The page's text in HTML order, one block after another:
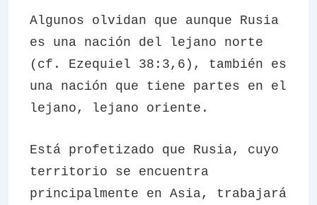
Algunos olvidan que aunque Rusia
es una nación del lejano norte
(cf. Ezequiel 38:3,6), también es
una nación que tiene partes en el
lejano, lejano oriente.
Está profetizado que Rusia, cuyo
territorio se encuentra
principalmente en Asia, trabajará